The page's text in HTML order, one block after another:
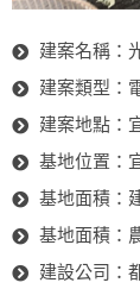
建案名稱：
建案類型：
建案地點：
基地位置：
基地面積：
基地面積：
建設公司：